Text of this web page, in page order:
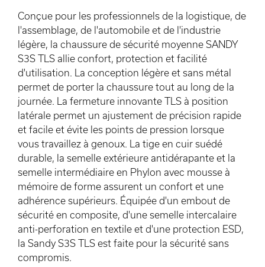
Conçue pour les professionnels de la logistique, de
l'assemblage, de l'automobile et de l'industrie
légère, la chaussure de sécurité moyenne SANDY
S3S TLS allie confort, protection et facilité
d'utilisation. La conception légère et sans métal
permet de porter la chaussure tout au long de la
journée. La fermeture innovante TLS à position
latérale permet un ajustement de précision rapide
et facile et évite les points de pression lorsque
vous travaillez à genoux. La tige en cuir suédé
durable, la semelle extérieure antidérapante et la
semelle intermédiaire en Phylon avec mousse à
mémoire de forme assurent un confort et une
adhérence supérieurs. Équipée d'un embout de
sécurité en composite, d'une semelle intercalaire
anti-perforation en textile et d'une protection ESD,
la Sandy S3S TLS est faite pour la sécurité sans
compromis.